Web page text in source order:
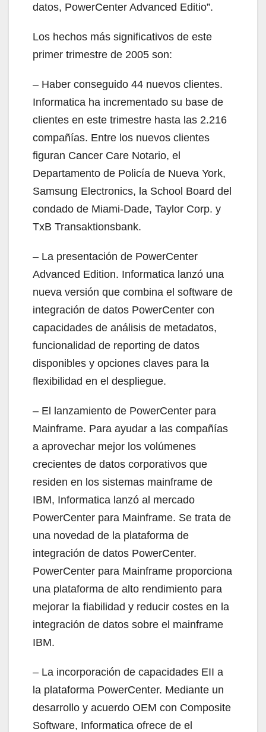
datos, PowerCenter Advanced Editio”.
Los hechos más significativos de este
primer trimestre de 2005 son:
– Haber conseguido 44 nuevos clientes.
Informatica ha incrementado su base de
clientes en este trimestre hasta las 2.216
compañías. Entre los nuevos clientes
figuran Cancer Care Notario, el
Departamento de Policía de Nueva York,
Samsung Electronics, la School Board del
condado de Miami-Dade, Taylor Corp. y
TxB Transaktionsbank.
– La presentación de PowerCenter
Advanced Edition. Informatica lanzó una
nueva versión que combina el software de
integración de datos PowerCenter con
capacidades de análisis de metadatos,
funcionalidad de reporting de datos
disponibles y opciones claves para la
flexibilidad en el despliegue.
– El lanzamiento de PowerCenter para
Mainframe. Para ayudar a las compañías
a aprovechar mejor los volúmenes
crecientes de datos corporativos que
residen en los sistemas mainframe de
IBM, Informatica lanzó al mercado
PowerCenter para Mainframe. Se trata de
una novedad de la plataforma de
integración de datos PowerCenter.
PowerCenter para Mainframe proporciona
una plataforma de alto rendimiento para
mejorar la fiabilidad y reducir costes en la
integración de datos sobre el mainframe
IBM.
– La incorporación de capacidades EII a
la plataforma PowerCenter. Mediante un
desarrollo y acuerdo OEM con Composite
Software, Informatica ofrece de el